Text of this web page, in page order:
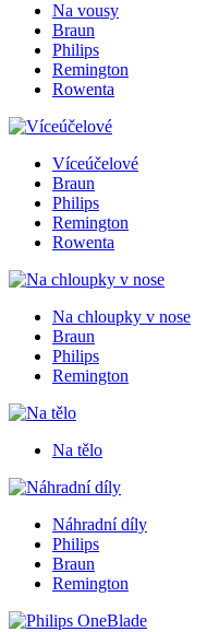
Na vousy
Braun
Philips
Remington
Rowenta
Víceúčelové
Braun
Philips
Remington
Rowenta
Na chloupky v nose
Braun
Philips
Remington
Na tělo
Náhradní díly
Philips
Braun
Remington